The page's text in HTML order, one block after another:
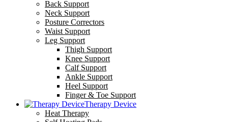
Back Support
Neck Support
Posture Correctors
Waist Support
Leg Support
Thigh Support
Knee Support
Calf Support
Ankle Support
Heel Support
Finger & Toe Support
Therapy Device
Heat Therapy